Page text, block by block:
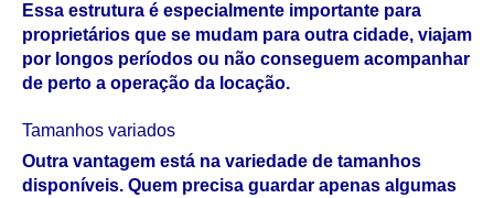
Essa estrutura é especialmente importante para
proprietários que se mudam para outra cidade, viajam
por longos períodos ou não conseguem acompanhar
de perto a operação da locação.
Tamanhos variados
Outra vantagem está na variedade de tamanhos
disponíveis. Quem precisa guardar apenas algumas